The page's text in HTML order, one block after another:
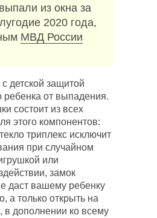
детской защитой
ребенка от выпадения.
состоит из всех
этого компонентов:
триплекс исключит
при случайном
или
замок
даст вашему ребенку
а только открыть на
в дополнении ко всему
из окна за
2020 года,
МВД России